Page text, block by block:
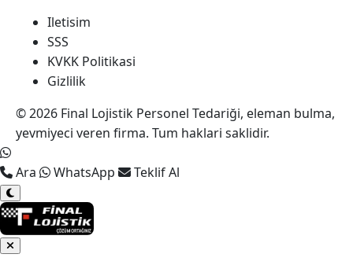
Iletisim
SSS
KVKK Politikasi
Gizlilik
© 2026 Final Lojistik Personel Tedariği, eleman bulma,
yevmiyeci veren firma. Tum haklari saklidir.
Ara WhatsApp Teklif Al